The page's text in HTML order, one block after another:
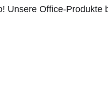
Unsere Office-